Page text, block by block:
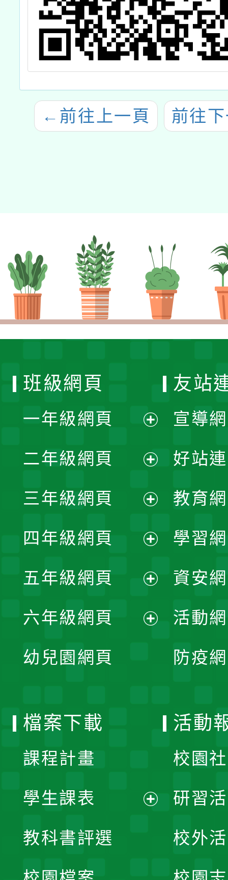
← 前往上一頁 前往
班級網頁
一年級網頁
開
選
單
二年級網頁
開
選
單
三年級網頁
開
選
單
四年級網頁
開
選
五年級網頁
開
六年級網頁
幼兒園網頁
友站
宣導
好站
教育
學習
資安
活動
防疫
檔案下載
課程計畫
學生課表
教科書評選
活動
校園
研習
校外